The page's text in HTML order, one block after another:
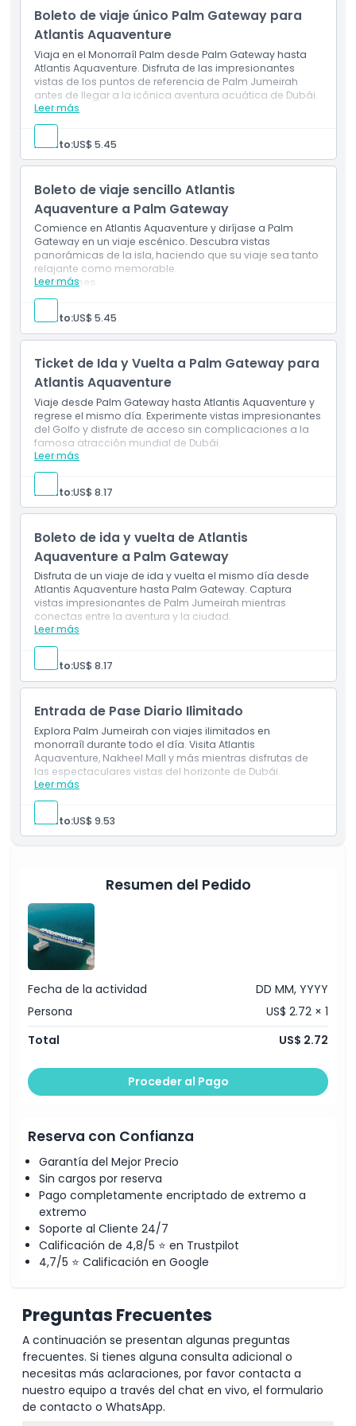
Boleto de viaje único Palm Gateway para
Atlantis Aquaventure
Viaja en el Monorraíl Palm desde Palm Gateway hasta
Atlantis Aquaventure. Disfruta de las impresionantes
vistas de los puntos de referencia de Palm Jumeirah
antes de llegar a la icónica aventura acuática de Dubái.
Leer más
Incluye
Boleto de ida/vuelta para el Monorraíl Palm
Paseo panorámico desde Palm Gateway hasta
Atlantis Aquaventure
Vistas de los puntos de referencia de Palm Jumeirah
Acceso conveniente al icónico parque acuático de
Dubái
Adulto:US$ 5.45
Boleto de viaje sencillo Atlantis
Aquaventure a Palm Gateway
Comience en Atlantis Aquaventure y diríjase a Palm
Gateway en un viaje escénico. Descubra vistas
panorámicas de la isla, haciendo que su viaje sea tanto
relajante como memorable.
Leer más
Inclusiones
Viaje de ida en monorraíl Palm Monorail desde
Atlantis Aquaventure hasta Palm Gateway
Vistas panorámicas de Palm Jumeirah y el Golfo
Arábigo
Adulto:US$ 5.45
Ticket de Ida y Vuelta a Palm Gateway para
Atlantis Aquaventure
Viaje desde Palm Gateway hasta Atlantis Aquaventure y
regrese el mismo día. Experimente vistas impresionantes
del Golfo y disfrute de acceso sin complicaciones a la
famosa atracción mundial de Dubái.
Leer más
Incluye
Viaje de ida y vuelta el mismo día en el monorraíl
Palm
Vistas panorámicas del Golfo Arábigo y Palm
Jumeirah
atracción de Dubái
Adulto:US$ 8.17
Boleto de ida y vuelta de Atlantis
Aquaventure a Palm Gateway
Disfruta de un viaje de ida y vuelta el mismo día desde
Atlantis Aquaventure hasta Palm Gateway. Captura
vistas impresionantes de Palm Jumeirah mientras
conectas entre la aventura y la ciudad.
Leer más
Incluye
Viaje de ida y vuelta el mismo día desde Atlantis
Aquaventure hasta Palm Gateway
Vistas impresionantes de Palm Jumeirah y el Golfo
Arábigo
la ciudad
Adulto:US$ 8.17
Entrada de Pase Diario Ilimitado
Explora Palm Jumeirah con viajes ilimitados en
monorraíl durante todo el día. Visita Atlantis
Aquaventure, Nakheel Mall y más mientras disfrutas de
las espectaculares vistas del horizonte de Dubái.
Leer más
Incluye
Viajes ilimitados en el Monorraíl de Palm durante un
día
Acceso a destinos principales incluyendo Atlantis
Adulto:US$ 9.53
Resumen del Pedido
Fecha de la actividad
DD MM, YYYY
Persona
US$ 2.72 × 1
Total
US$ 2.72
Proceder al Pago
Reserva con Confianza
Garantía del Mejor Precio
Sin cargos por reserva
Pago completamente encriptado de extremo a
extremo
Soporte al Cliente 24/7
Calificación de 4,8/5 ⭐ en Trustpilot
4,7/5 ⭐ Calificación en Google
Preguntas Frecuentes
A continuación se presentan algunas preguntas
frecuentes. Si tienes alguna consulta adicional o
necesitas más aclaraciones, por favor contacta a
nuestro equipo a través del chat en vivo, el formulario
de contacto o WhatsApp.